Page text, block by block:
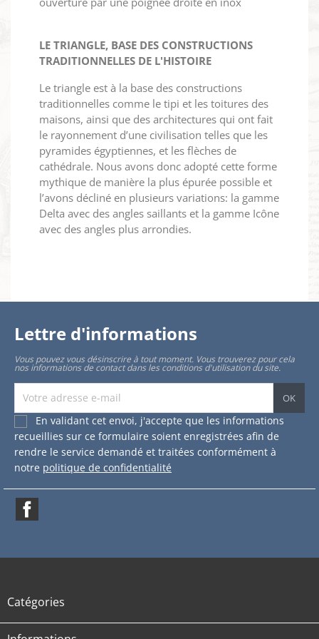
LE TRIANGLE, BASE DES CONSTRUCTIONS
TRADITIONNELLES DE L'HISTOIRE
Le triangle est à la base des constructions
traditionnelles comme le tipi et les toitures des
maisons, ainsi que des architectures qui ont fait
le rayonnement d’une civilisation telles que les
pyramides égyptiennes, et les flèches de
cathédrale. Nous avons donc adopté cette forme
mythique de manière la plus épurée possible et
l’avons décliné en plusieurs variations: la gamme
Delta avec des angles saillants et la gamme Icône
avec des angles plus arrondies.
Lettre d'informations
Vous pouvez vous désinscrire à tout moment. Vous trouverez pour cela
nos informations de contact dans les conditions d'utilisation du site.
En validant cet envoi, j'accepte que les informations
recueillies sur ce formulaire soient enregistrées afin de
rendre le service demandé et traitées conformément à
notre politique de confidentialité
Catégories